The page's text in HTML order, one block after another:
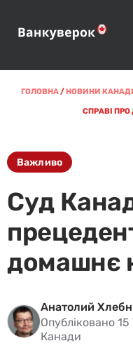
ГОЛОВНА/НОВИНИ
СПРАВІ
Важливо
Суд
домашнє
Анатолий
Опубліковано
Канади